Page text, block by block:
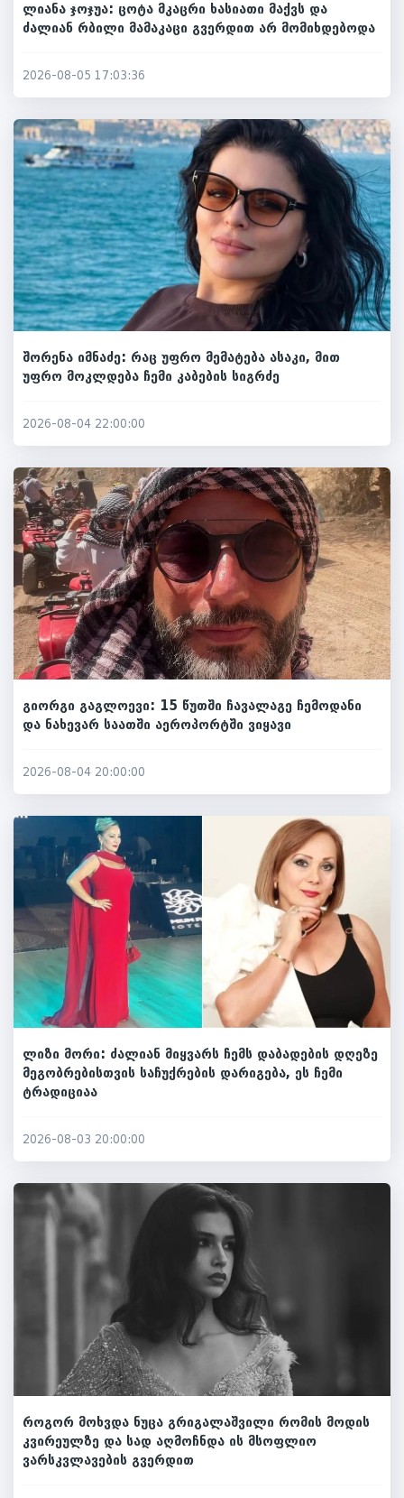
ლიანა ჯოჯუა: ცოტა მკაცრი ხასიათი მაქვს და
ძალიან რბილი მამაკაცი გვერდით არ მომიხდებოდა
2026-08-05 17:03:36
შორენა იმნაძე: რაც უფრო მემატება ასაკი, მით
უფრო მოკლდება ჩემი კაბების სიგრძე
2026-08-04 22:00:00
გიორგი გაგლოევი: 15 წუთში ჩავალაგე ჩემოდანი
და ნახევარ საათში აეროპორტში ვიყავი
2026-08-04 20:00:00
ლიზი მორი: ძალიან მიყვარს ჩემს დაბადების დღეზე
მეგობრებისთვის საჩუქრების დარიგება, ეს ჩემი
ტრადიციაა
2026-08-03 20:00:00
როგორ მოხვდა ნუცა გრიგალაშვილი რომის მოდის
კვირეულზე და სად აღმოჩნდა ის მსოფლიო
ვარსკვლავების გვერდით